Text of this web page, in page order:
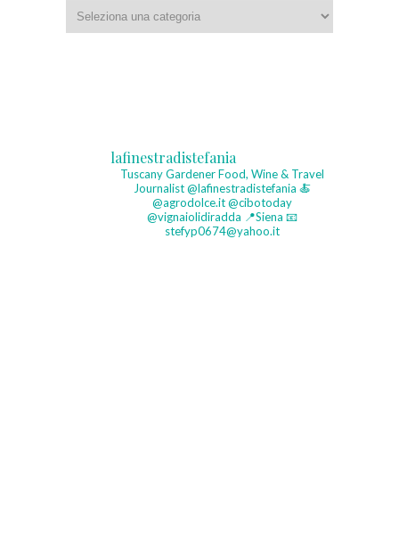
lafinestradistefania
Tuscany GardenerFood, Wine & Travel
Journalist@lafinestradistefania 🍝
@agrodolce.it @cibotoday
@vignaiolidiradda 📍Siena 📧
stefyp0674@yahoo.it